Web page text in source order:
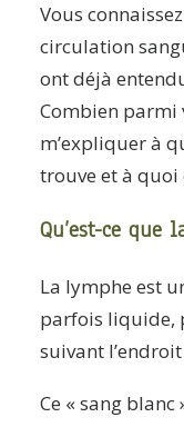
Vous
circulation
ont déjà
Combien parmi
m’expliquer à
trouve et à quoi
Qu’est-ce que
La lymphe est
parfois liquide,
suivant
Ce « sang blanc